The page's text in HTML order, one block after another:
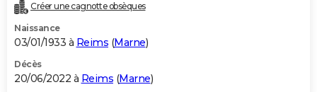
Créer une cagnotte obsèques
Naissance
03/01/1933 à Reims (Marne)
Décès
20/06/2022 à Reims (Marne)